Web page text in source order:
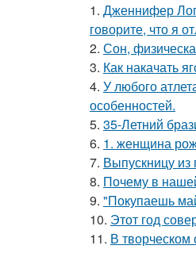
1. Дженнифер
говорите, что я
2. Сон,
3. Как накачать
4. У любого
особенностей.
5. 35-Летний
6. 1. женщина
7. Выпускницу
8. Почему в
9. "Покупаешь
10. Этот год
11. В